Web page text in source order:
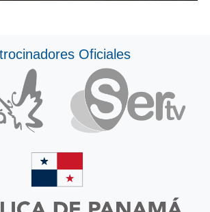
Oficiales